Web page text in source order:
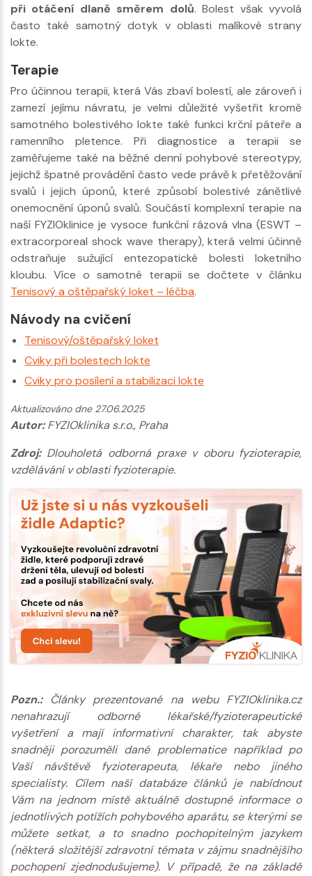
při otáčení dlaně směrem dolů. Bolest však vyvolá
často také samotný dotyk v oblasti malíkové strany
lokte.
Terapie
Pro účinnou terapii, která Vás zbaví bolestí, ale zároveň i
zamezí jejímu návratu, je velmi důležité vyšetřit kromě
samotného bolestivého lokte také funkci krční páteře a
ramenního pletence. Při diagnostice a terapii se
zaměřujeme také na běžné denní pohybové stereotypy,
jejichž špatné provádění často vede právě k přetěžování
svalů i jejich úponů, které způsobí bolestivé zánětlivé
onemocnění úponů svalů. Součástí komplexní terapie na
naší FYZIOklinice je vysoce funkční rázová vlna (ESWT –
extracorporeal shock wave therapy), která velmi účinně
odstraňuje sužující entezopatické bolesti loketního
kloubu. Více o samotné terapii se dočtete v článku
Tenisový a oštěpařský loket – léčba.
Návody na cvičení
Tenisový/oštěpařský loket
Cviky při bolestech lokte
Cviky pro posílení a stabilizaci lokte
Aktualizováno dne 27.06.2025
Autor:FYZIOklinika s.r.o., Praha
Zdroj: Dlouholetá odborná praxe v oboru fyzioterapie,
vzdělávání v oblasti fyzioterapie.
Pozn.:Články prezentované na webu FYZIOklinika.cz
nenahrazují odborné lékařské/fyzioterapeutické
vyšetření a mají informativní charakter, tak abyste
snadněji porozuměli dané problematice například po
Vaší návštěvě fyzioterapeuta, lékaře nebo jiného
specialisty. Cílem naší databáze článků je nabídnout
Vám na jednom místě aktuálně dostupné informace o
jednotlivých potížích pohybového aparátu, se kterými se
můžete setkat, a to snadno pochopitelným jazykem
(některá složitější zdravotní témata v zájmu snadnějšího
pochopení zjednodušujeme). V případě, že na základě